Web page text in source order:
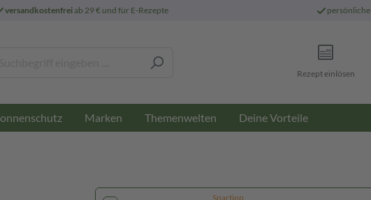
versandkostenfreiab 29 € und für E-Rezepte persönliche
Rezept einlösen
Marken Themenwelten Deine Vorteile
Spartipp